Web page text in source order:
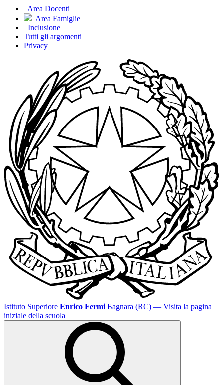
Area Docenti
Area Famiglie
Inclusione
Tutti gli argomenti
Privacy
Istituto Superiore Enrico Fermi Bagnara (RC) — Visita la pagina
iniziale della scuola